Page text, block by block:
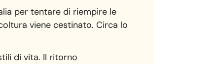
per tentare di riempire le
viene cestinato. Circa lo
di vita. Il ritorno